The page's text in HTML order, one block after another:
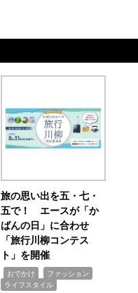
旅の思い出を五・七・
五で！ エースが「か
ばんの日」に合わせ
「旅行川柳コンテス
ト」を開催
おでかけ ファッション
ライフスタイル